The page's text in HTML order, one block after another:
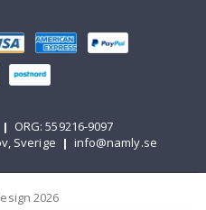
| ORG: 559216-9097
Sverige | info@namly.se
2026